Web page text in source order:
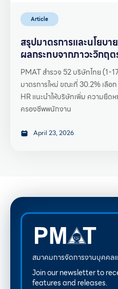
Article
สรุปมาตรการและนโยบา
ผลกระทบจากภาวะวิกฤ
PMAT สำรวจ 52 บริษัทไทย (1-
มาตรการใหม่ ขณะที่ 30.2% เลื
HR แนะนำให้บริษัทเพิ่ม ความยืด
ครองชีพพนักงาน
April 23, 2026
สมาคมการจัดการงานบุคคลแ
Join our newsletter to
features and releases.